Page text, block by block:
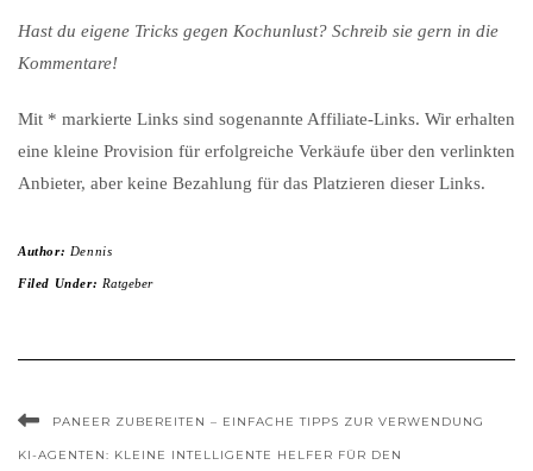
Hast du eigene Tricks gegen Kochunlust? Schreib sie gern in die
Kommentare!
Mit * markierte Links sind sogenannte Affiliate-Links. Wir erhalten
eine kleine Provision für erfolgreiche Verkäufe über den verlinkten
Anbieter, aber keine Bezahlung für das Platzieren dieser Links.
Author: Dennis
Filed Under: Ratgeber
PANEER ZUBEREITEN – EINFACHE TIPPS ZUR VERWENDUNG
KI-AGENTEN: KLEINE INTELLIGENTE HELFER FÜR DEN